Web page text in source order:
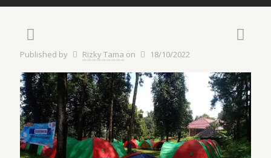
Published by Rizky Tama on 18/10/2022